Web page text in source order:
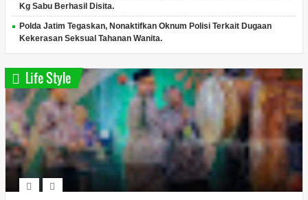
Kg Sabu Berhasil Disita.
Polda Jatim Tegaskan, Nonaktifkan Oknum Polisi Terkait Dugaan
Kekerasan Seksual Tahanan Wanita.
Life Style